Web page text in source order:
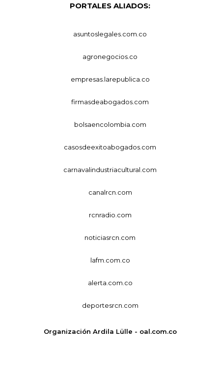
PORTALES ALIADOS:
asuntoslegales.com.co
agronegocios.co
empresas.larepublica.co
firmasdeabogados.com
bolsaencolombia.com
casosdeexitoabogados.com
carnavalindustriacultural.com
canalrcn.com
rcnradio.com
noticiasrcn.com
lafm.com.co
alerta.com.co
deportesrcn.com
Organización Ardila Lülle - oal.com.co